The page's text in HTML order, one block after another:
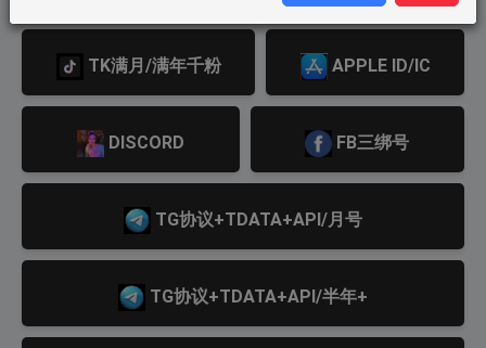
TK满月/满年千粉 APPLE ID/IC
DISCORD FB三绑号
TG协议+TDATA+API/月号
TG协议+TDATA+API/半年+